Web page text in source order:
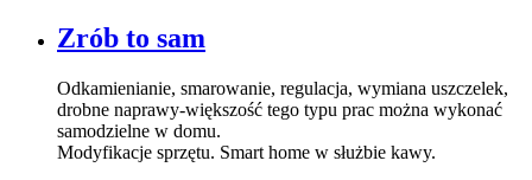
Zrób to sam
Odkamienianie, smarowanie, regulacja, wymiana uszczelek,
drobne naprawy-większość tego typu prac można wykonać
samodzielne w domu.
Modyfikacje sprzętu. Smart home w służbie kawy.